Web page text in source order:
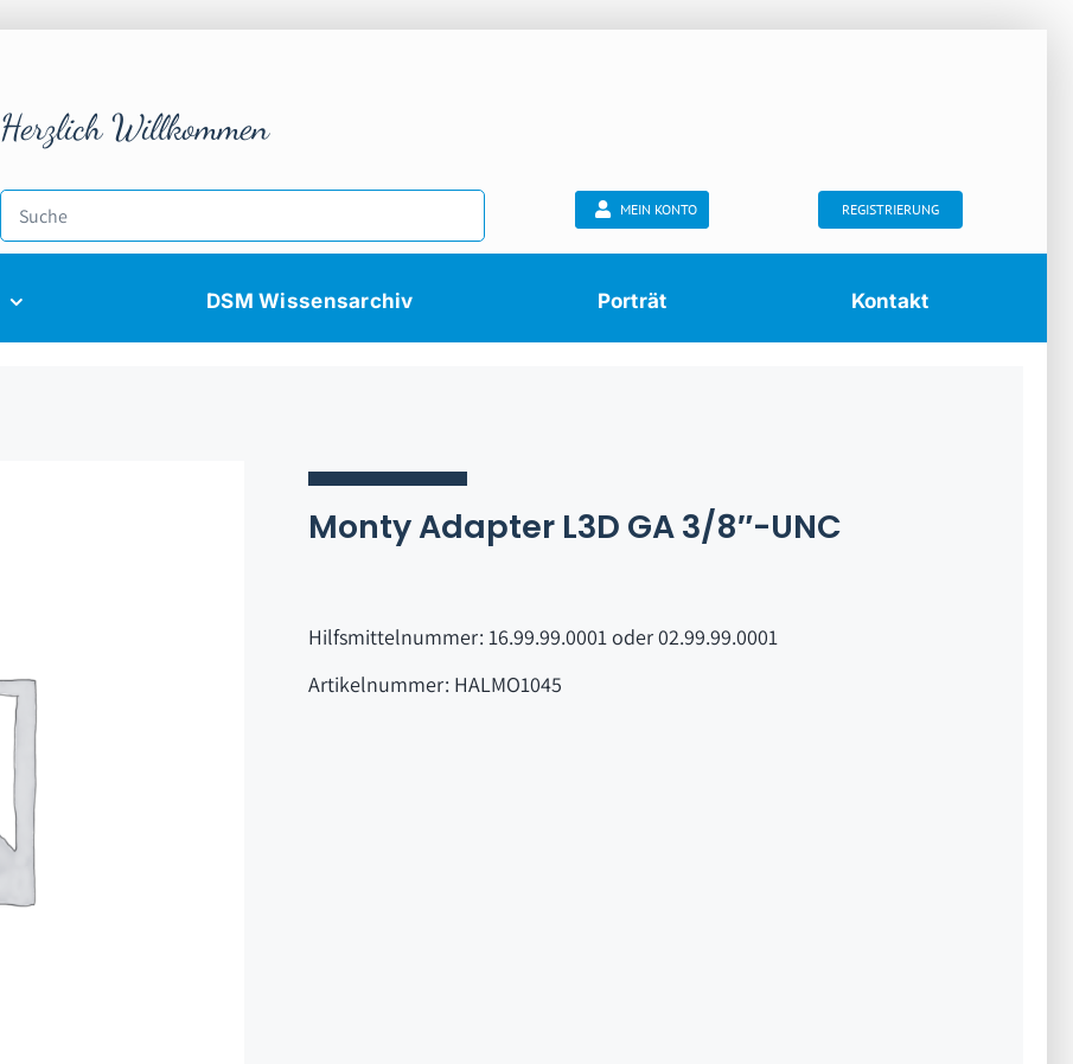
Herzlich Willkommen
MEIN KONTO REGISTRIERUNG
DSM Wissensarchiv Porträt Kontakt
Monty Adapter L3D GA 3/8″-UNC
Hilfsmittelnummer: 16.99.99.0001 oder 02.99.99.0001
Artikelnummer: HALMO1045